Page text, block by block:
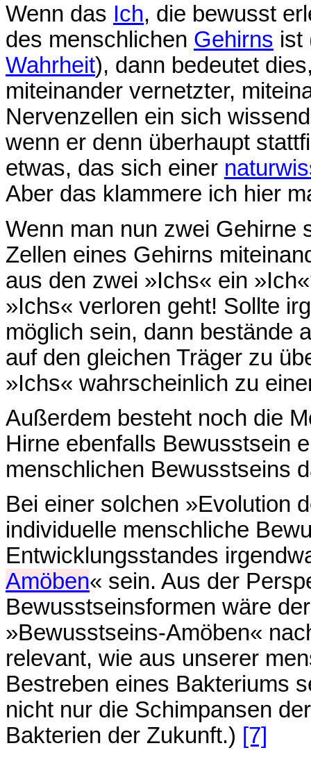
Wenn das Ich, die bewusst
des menschlichen Gehirns ist
Wahrheit), dann bedeutet
miteinander vernetzter,
Nervenzellen ein sich
wenn er denn überhaupt
etwas, das sich einer
Aber das klammere ich hier
Wenn man nun zwei Gehirne
Zellen eines Gehirns
aus den zwei »Ichs« ein
»Ichs« verloren geht! Sollte
möglich sein, dann bestände
auf den gleichen Träger zu
»Ichs« wahrscheinlich zu
Außerdem besteht noch die
Hirne ebenfalls Bewusstsein
menschlichen Bewusstseins
Bei einer solchen »Evolution
individuelle menschliche
Entwicklungsstandes
Amöben« sein. Aus der
Bewusstseinsformen wäre
»Bewusstseins-Amöben«
relevant, wie aus unserer
Bestreben eines Bakteriums
nicht nur die Schimpansen
Bakterien der Zukunft.) [7]